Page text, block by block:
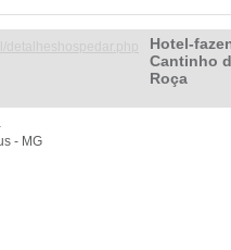
Hotel-
Cantinho
Roça
- MG